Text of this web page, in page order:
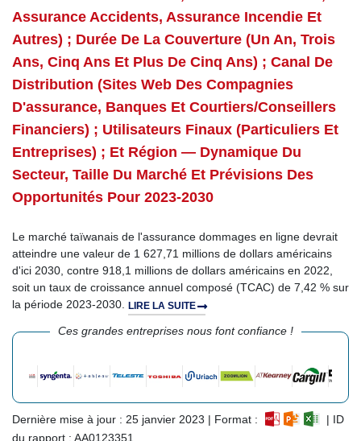
Assurance Accidents, Assurance Incendie Et
Autres) ; Durée De La Couverture (un An, Trois
Ans, Cinq Ans Et Plus De Cinq Ans) ; Canal De
Distribution (sites Web Des Compagnies
D'assurance, Banques Et Courtiers/conseillers
Financiers) ; Utilisateurs Finaux (particuliers Et
Entreprises) ; Et Région — Dynamique Du
Secteur, Taille Du Marché Et Prévisions Des
Opportunités Pour 2023-2030
Le marché taïwanais de l'assurance dommages en ligne devrait
atteindre une valeur de 1 627,71 millions de dollars américains
d'ici 2030, contre 918,1 millions de dollars américains en 2022,
soit un taux de croissance annuel composé (TCAC) de 7,42 % sur
la période 2023-2030. LIRE LA SUITE
Ces grandes entreprises nous font confiance !
Dernière mise à jour : 25 janvier 2023 | Format :
| ID
du rapport : AA0123351